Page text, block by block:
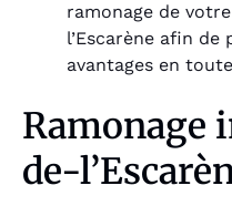
ramonage de
l’Escarène afin
avantages en
Ramonage
de-